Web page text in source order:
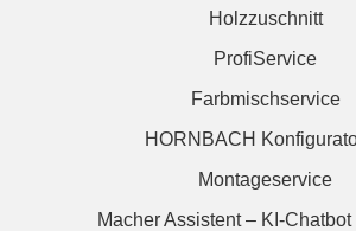
Holzzuschnitt
ProfiService
Farbmischservice
HORNBACH
Montageservice
Macher Assistent – KI-